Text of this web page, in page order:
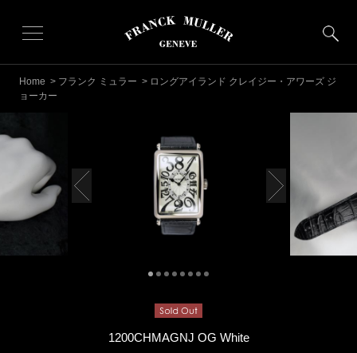
Home > フランク ミュラー > ロングアイランド クレイジー・アワーズ ジ
ョーカー
1200CHMAGNJ OG White